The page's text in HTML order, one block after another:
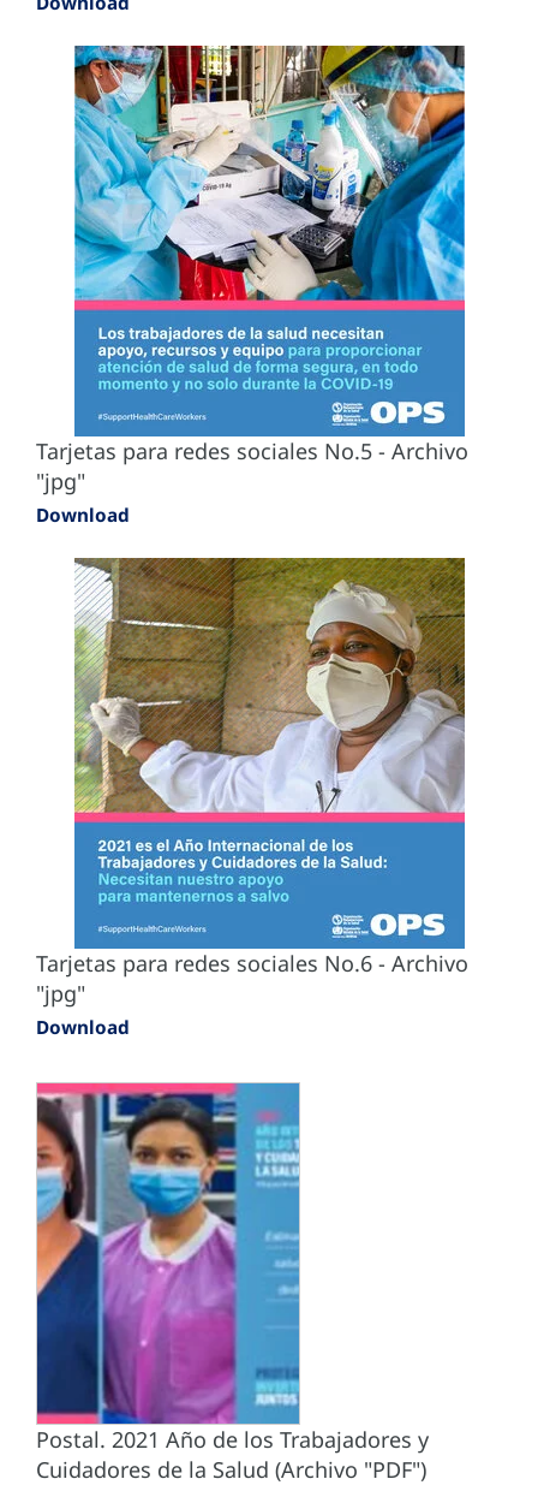
Tarjetas para redes sociales No.5 - Archivo
"jpg"
Download
Tarjetas para redes sociales No.6 - Archivo
"jpg"
Download
Postal. 2021 Año de los Trabajadores y
Cuidadores de la Salud (Archivo "PDF")